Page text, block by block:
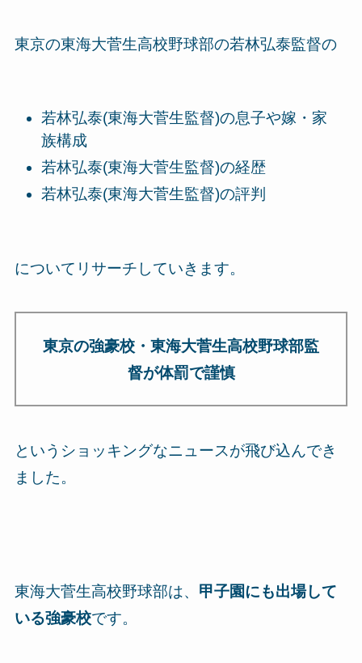
東京の東海大菅生高校野球部の若林弘泰監督の
若林弘泰(東海大菅生監督)の息子や嫁・家
族構成
若林弘泰(東海大菅生監督)の経歴
若林弘泰(東海大菅生監督)の評判
についてリサーチしていきます。
東京の強豪校・東海大菅生高校野球部監
督が体罰で謹慎
というショッキングなニュースが飛び込んでき
ました。
東海大菅生高校野球部は、 甲子園にも出場して
いる強豪校です。